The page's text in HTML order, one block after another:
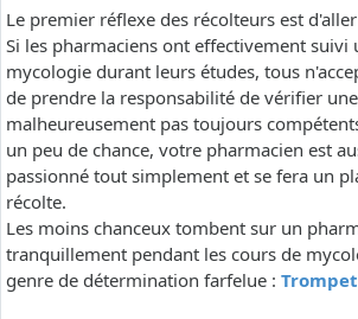
Le premier réflexe des récolteurs est
Si les pharmaciens ont effectivement suivi
mycologie durant leurs études, tous
de prendre la responsabilité de vérifier
malheureusement pas toujours
un peu de chance, votre pharmacien est
passionné tout simplement et se fera un
récolte.
Les moins chanceux tombent sur un
tranquillement pendant les cours de
genre de détermination farfelue :